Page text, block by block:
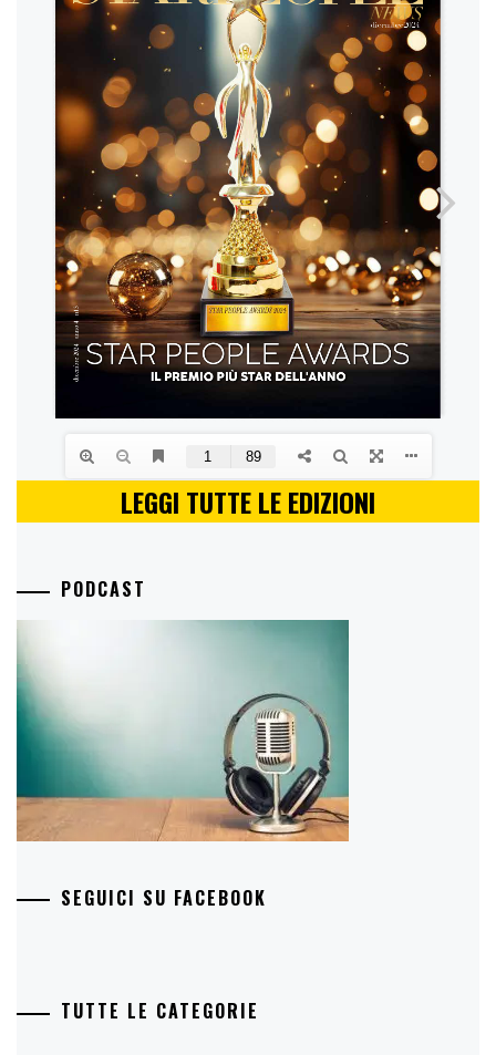
LEGGI TUTTE LE EDIZIONI
PODCAST
SEGUICI SU FACEBOOK
TUTTE LE CATEGORIE